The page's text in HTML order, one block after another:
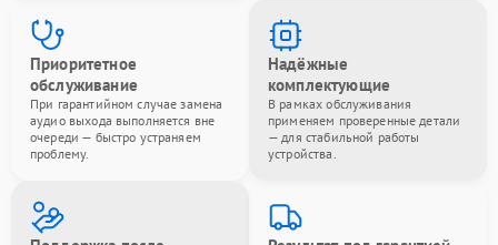
Приоритетное
обслуживание
При гарантийном случае замена
аудио выхода выполняется вне
очереди — быстро устраняем
проблему.
Надёжные
комплектующие
В рамках обслуживания
применяем проверенные детали
— для стабильной работы
устройства.